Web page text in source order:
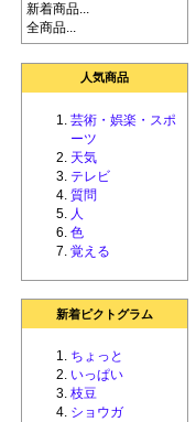
新着商品...
全商品...
人気商品
芸術・娯楽・スポ
ーツ
天気
テレビ
質問
人
色
覚える
新着ピクトグラム
ちょっと
いっぱい
枝豆
ショウガ